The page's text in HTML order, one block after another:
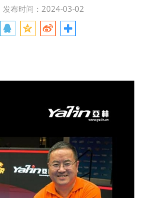
发布时间：2024-03-02